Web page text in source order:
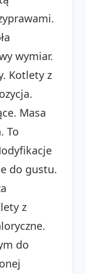
wymiar.
Kotlety z
Masa
To
do gustu.
z
do